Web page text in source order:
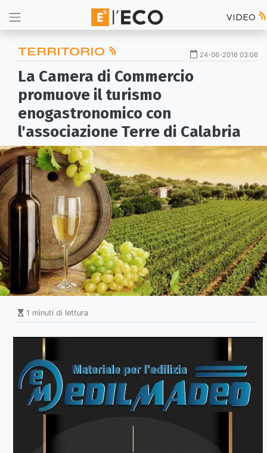
VIDEO
TERRITORIO 24-06-2016 03:06
La Camera di Commercio
promuove il turismo
enogastronomico con
l'associazione Terre di Calabria
1 minuti di lettura